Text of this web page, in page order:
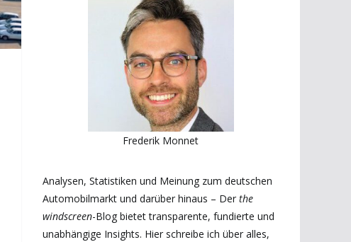
Frederik Monnet
Analysen, Statistiken und Meinung zum deutschen
Automobilmarkt und darüber hinaus – Der the
windscreen-Blog bietet transparente, fundierte und
unabhängige Insights. Hier schreibe ich über alles,